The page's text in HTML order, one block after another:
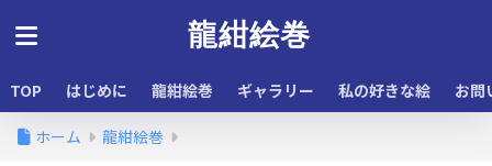
龍紺絵巻
TOP はじめに 龍紺絵巻 ギャラリー 私の好きな絵 お問
ホーム 龍紺絵巻